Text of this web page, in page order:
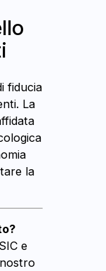
fiducia
La
la
e